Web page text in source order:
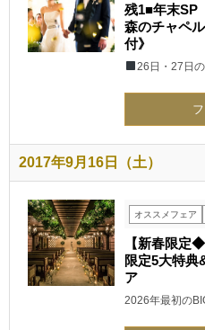
残1■年末SP
森のチャペ
付》
26日・27日
2017年9月16日（土）
オススメフェア
【新春限定
限定5大特典
ア
2026年最初の